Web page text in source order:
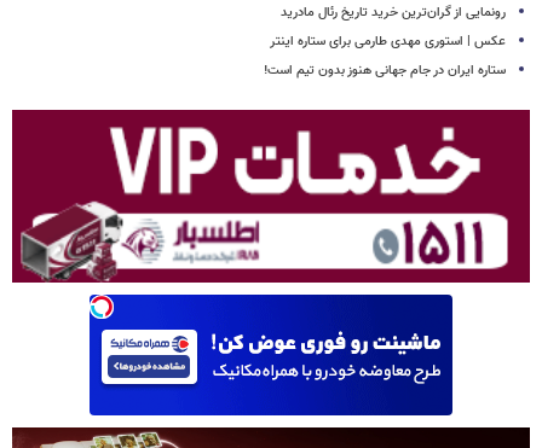
رونمایی از گران‌ترین خرید تاریخ رئال مادرید
عکس | استوری مهدی طارمی برای ستاره اینتر
ستاره ایران در جام جهانی هنوز بدون تیم است!